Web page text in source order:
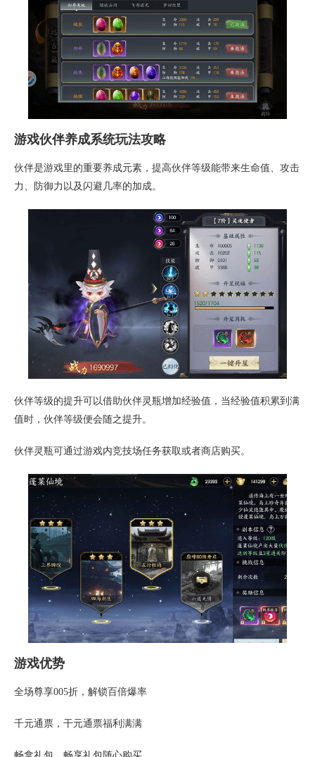
游戏伙伴养成系统玩法攻略
伙伴是游戏里的重要养成元素，提高伙伴等级能带来生命值、攻击
力、防御力以及闪避几率的加成。
伙伴等级的提升可以借助伙伴灵瓶增加经验值，当经验值积累到满
值时，伙伴等级便会随之提升。
伙伴灵瓶可通过游戏内竞技场任务获取或者商店购买。
游戏优势
全场尊享005折，解锁百倍爆率
千元通票，干元通票福利满满